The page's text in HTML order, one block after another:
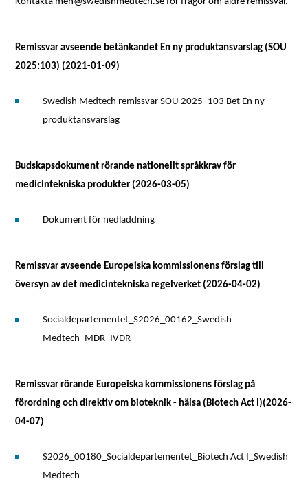
Remissvar avseende betänkandet En ny produktansvarslag (SOU
2025:103) (2021-01-09)
Swedish Medtech remissvar SOU 2025_103 Bet En ny
produktansvarslag
Budskapsdokument rörande nationellt språkkrav för
medicintekniska produkter (2026-03-05)
Dokument för nedladdning
Remissvar avseende Europeiska kommissionens förslag till
översyn av det medicintekniska regelverket (2026-04-02)
Socialdepartementet_S2026_00162_Swedish
Medtech_MDR_IVDR
Remissvar rörande Europeiska kommissionens förslag på
förordning och direktiv om bioteknik - hälsa (Biotech Act I)(2026-
04-07)
S2026_00180_Socialdepartementet_Biotech Act I_Swedish
Medtech